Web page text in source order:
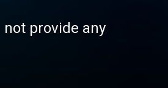
provide any